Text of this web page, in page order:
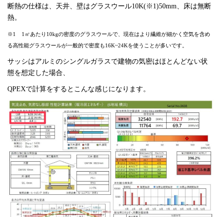
断熱の仕様は、天井、壁はグラスウール10K(※1)50mm、床は無断
熱。
※1 1㎥あたり10kgの密度のグラスウールで、現在はより繊維が細かく空気を含め
る高性能グラスウールが一般的で密度も16K~24Kを使うことが多いです。
サッシはアルミのシングルガラスで建物の気密はほとんどない状
態を想定した場合、
QPEXで計算をするとこんな感じになります。